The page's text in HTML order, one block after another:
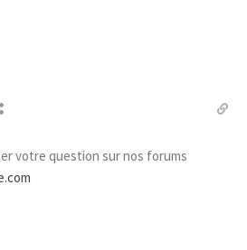
votre question sur nos forums